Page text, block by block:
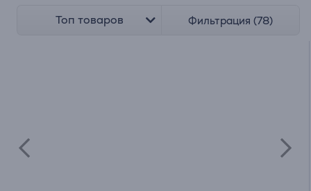
Топ товаров Фильтрация (78)